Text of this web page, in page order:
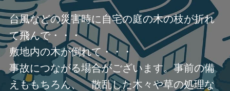
台風などの災害時に自宅の庭の木の枝が折れ
て飛んで・・・
敷地内の木が倒れて・・・
事故につながる場合がございます。事前の備
えももちろん、 散乱した木々や草の処理な